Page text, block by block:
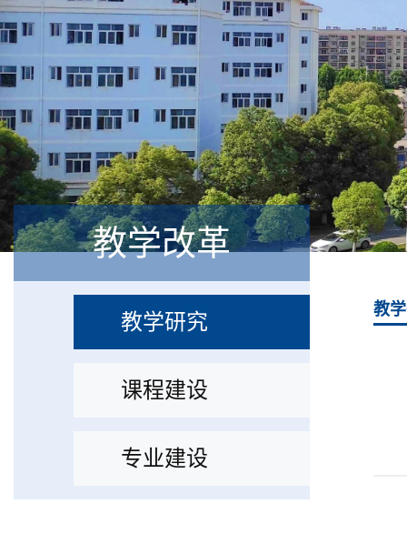
教学改革
教学研究
课程建设
专业建设
教